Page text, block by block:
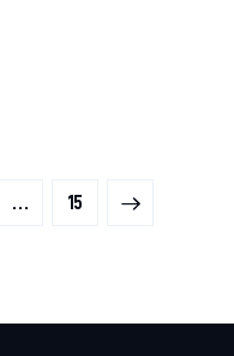
… PAGE
15
>